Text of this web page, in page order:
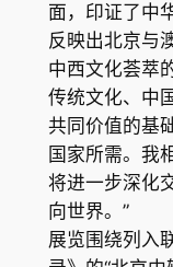
面，印证了中
反映出北京与
中西文化荟萃
传统文化、中
共同价值的基
国家所需。我
将进一步深化
向世界。”
展览围绕列入